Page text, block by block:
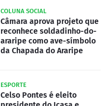
COLUNA SOCIAL
Câmara aprova projeto que
reconhece soldadinho-do-
araripe como ave-símbolo
da Chapada do Araripe
ESPORTE
Celso Pontes é eleito